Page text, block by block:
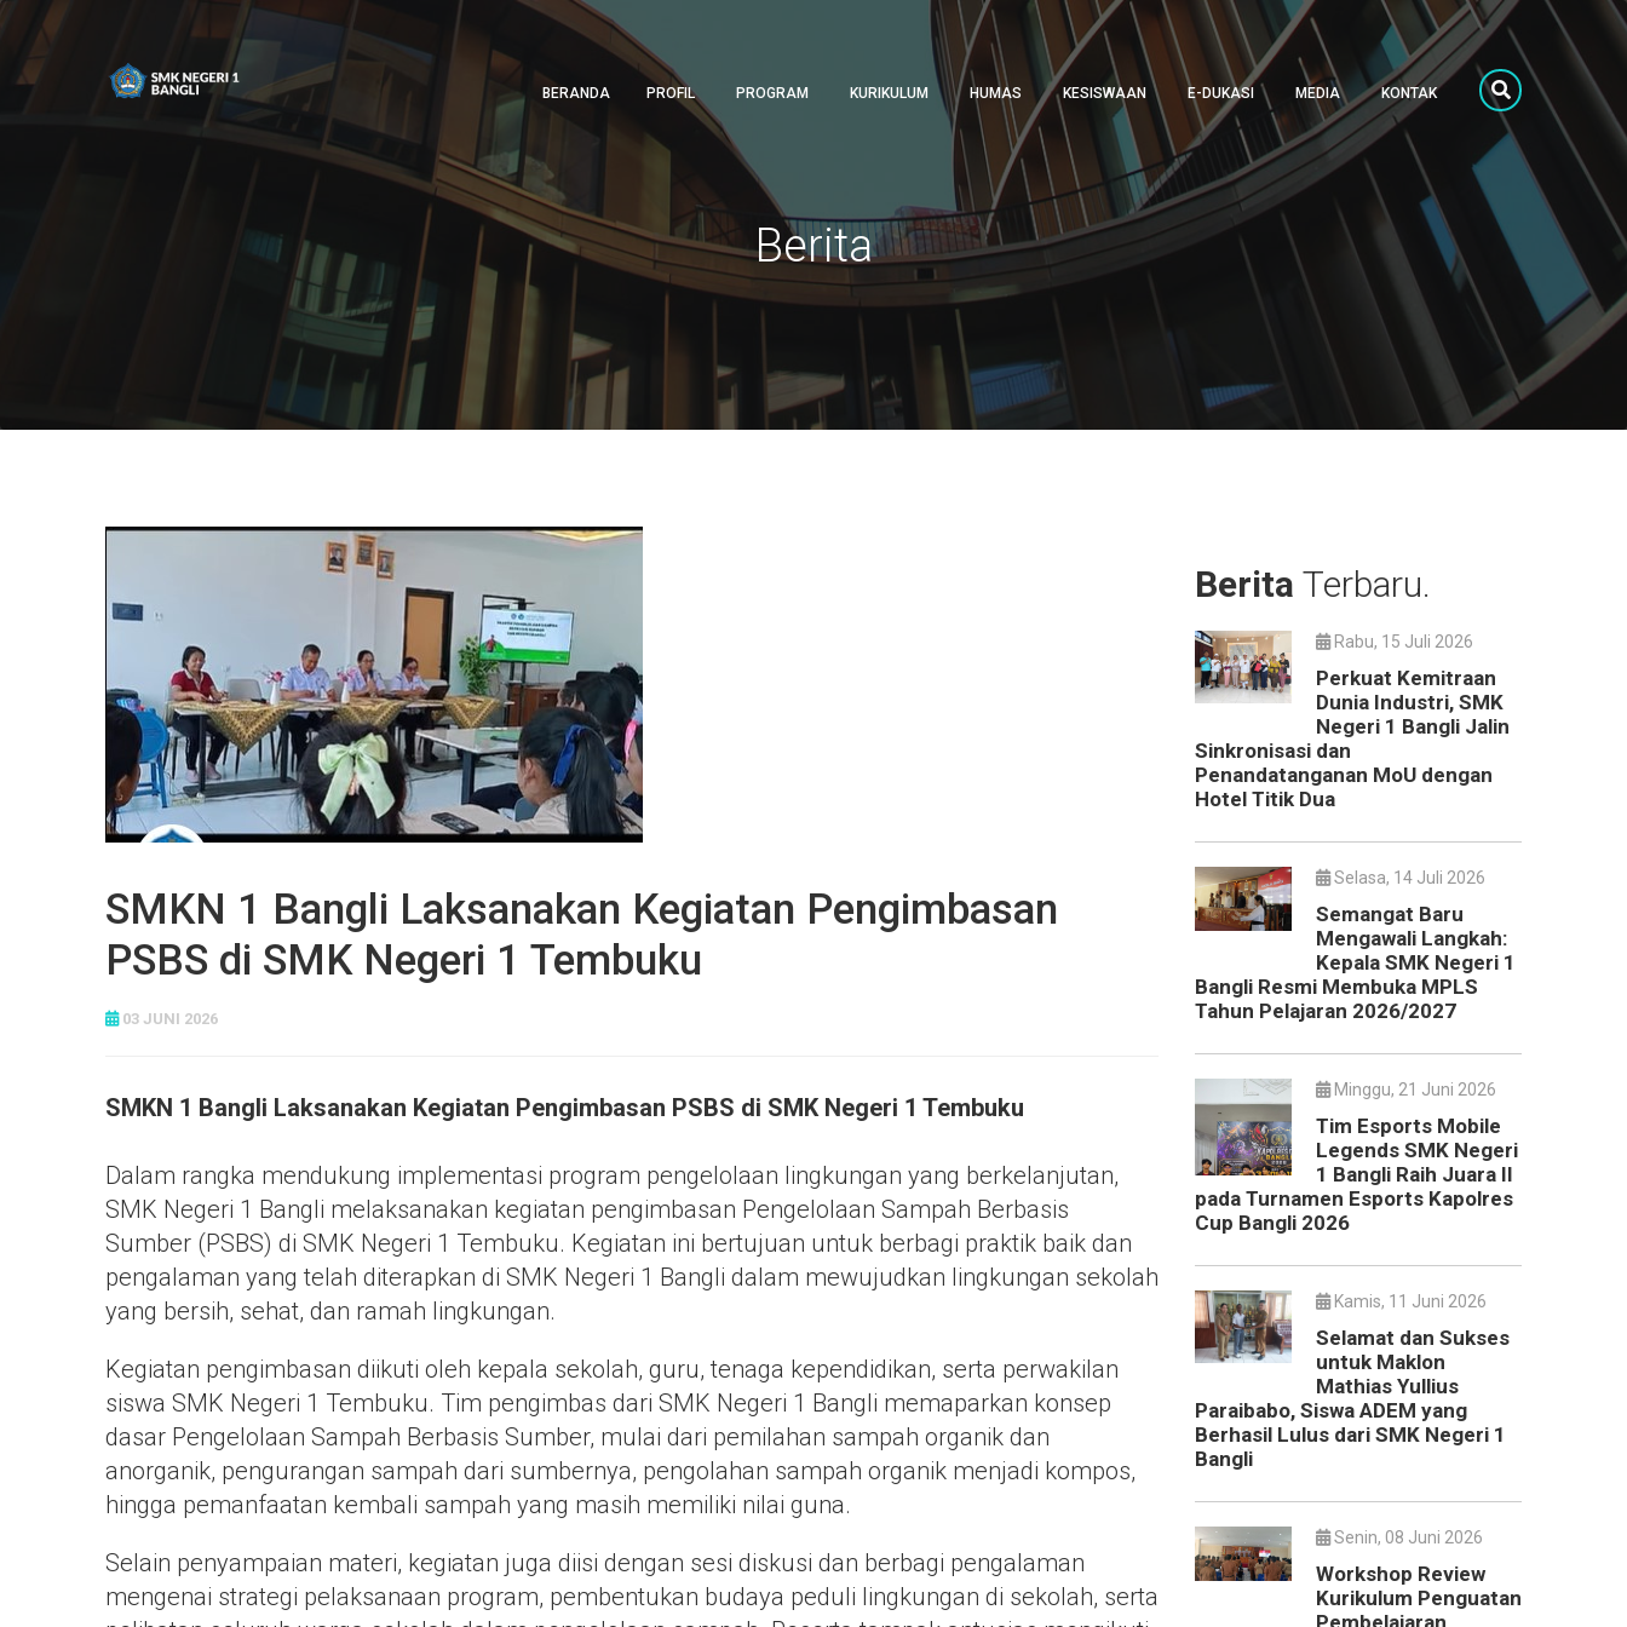
BERANDA PROFIL PROGRAM KURIKULUM HUMAS KESISWAAN E-DUKASI MEDIA KONTAK
Berita
SMKN 1 Bangli Laksanakan Kegiatan Pengimbasan
PSBS di SMK Negeri 1 Tembuku
03 JUNI 2026
SMKN 1 Bangli Laksanakan Kegiatan Pengimbasan PSBS di SMK Negeri 1 Tembuku
Dalam rangka mendukung implementasi program pengelolaan lingkungan yang berkelanjutan,
SMK Negeri 1 Bangli melaksanakan kegiatan pengimbasan Pengelolaan Sampah Berbasis
Sumber (PSBS) di SMK Negeri 1 Tembuku. Kegiatan ini bertujuan untuk berbagi praktik baik dan
pengalaman yang telah diterapkan di SMK Negeri 1 Bangli dalam mewujudkan lingkungan sekolah
yang bersih, sehat, dan ramah lingkungan.
Kegiatan pengimbasan diikuti oleh kepala sekolah, guru, tenaga kependidikan, serta perwakilan
siswa SMK Negeri 1 Tembuku. Tim pengimbas dari SMK Negeri 1 Bangli memaparkan konsep
dasar Pengelolaan Sampah Berbasis Sumber, mulai dari pemilahan sampah organik dan
anorganik, pengurangan sampah dari sumbernya, pengolahan sampah organik menjadi kompos,
hingga pemanfaatan kembali sampah yang masih memiliki nilai guna.
Selain penyampaian materi, kegiatan juga diisi dengan sesi diskusi dan berbagi pengalaman
mengenai strategi pelaksanaan program, pembentukan budaya peduli lingkungan di sekolah, serta
Berita Terbaru.
Rabu, 15 Juli 2026
Perkuat Kemitraan
Dunia Industri, SMK
Negeri 1 Bangli Jalin
Sinkronisasi dan
Penandatanganan MoU dengan
Hotel Titik Dua
Selasa, 14 Juli 2026
Semangat Baru
Mengawali Langkah:
Kepala SMK Negeri 1
Bangli Resmi Membuka MPLS
Tahun Pelajaran 2026/2027
Minggu, 21 Juni 2026
Tim Esports Mobile
Legends SMK Negeri
1 Bangli Raih Juara II
pada Turnamen Esports Kapolres
Cup Bangli 2026
Kamis, 11 Juni 2026
Selamat dan Sukses
untuk Maklon
Mathias Yullius
Paraibabo, Siswa ADEM yang
Berhasil Lulus dari SMK Negeri 1
Bangli
Senin, 08 Juni 2026
Workshop Review
Kurikulum Penguatan
Pembelajaran